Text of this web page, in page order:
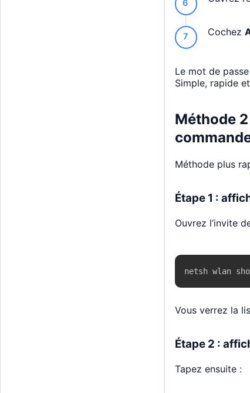
Cochez
Le mot de
Simple, rapide
Méthode
Méthode plus
Étape 1 :
Ouvrez l’invite
netsh wlan
Vous verrez la
Étape 2 :
Tapez ensuite :